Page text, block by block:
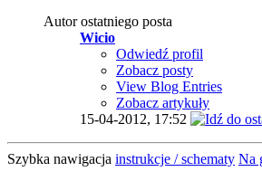
Autor ostatniego posta
Wicio
Odwiedź profil
Zobacz posty
View Blog Entries
Zobacz artykuły
15-04-2012, 17:52
Szybka nawigacja instrukcje / schematy Na